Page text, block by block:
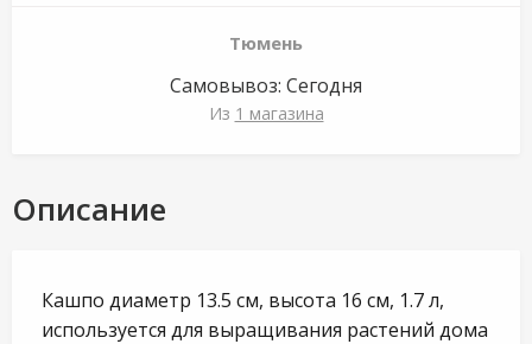
Тюмень
Самовывоз: Сегодня
Из 1 магазина
Описание
Кашпо диаметр 13.5 см, высота 16 см, 1.7 л,
используется для выращивания растений дома